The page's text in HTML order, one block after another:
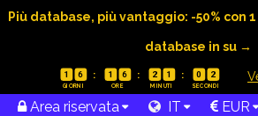
Più database, più vantaggio: -50% con
database in su →
1 6 1 6 2 1 0 1
Area riservata IT EUR